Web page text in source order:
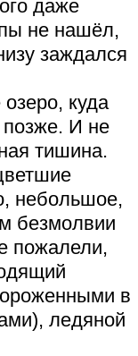
даже
не нашёл,
заждался
куда
И не
тишина.
небольшое,
безмолвии
пожалели,
в
ледяной